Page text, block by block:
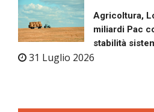
Agricoltura,
miliardi Pac
stabilità
31 Luglio 2026